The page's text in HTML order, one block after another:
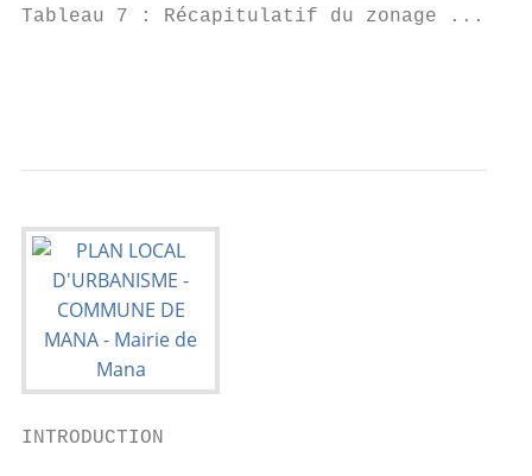
Tableau 7 : Récapitulatif du
INTRODUCTION